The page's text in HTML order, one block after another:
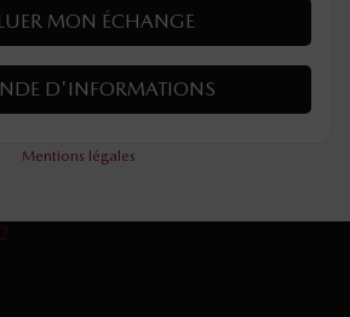
MON ÉCHANGE
D'INFORMATIONS
Mentions légales